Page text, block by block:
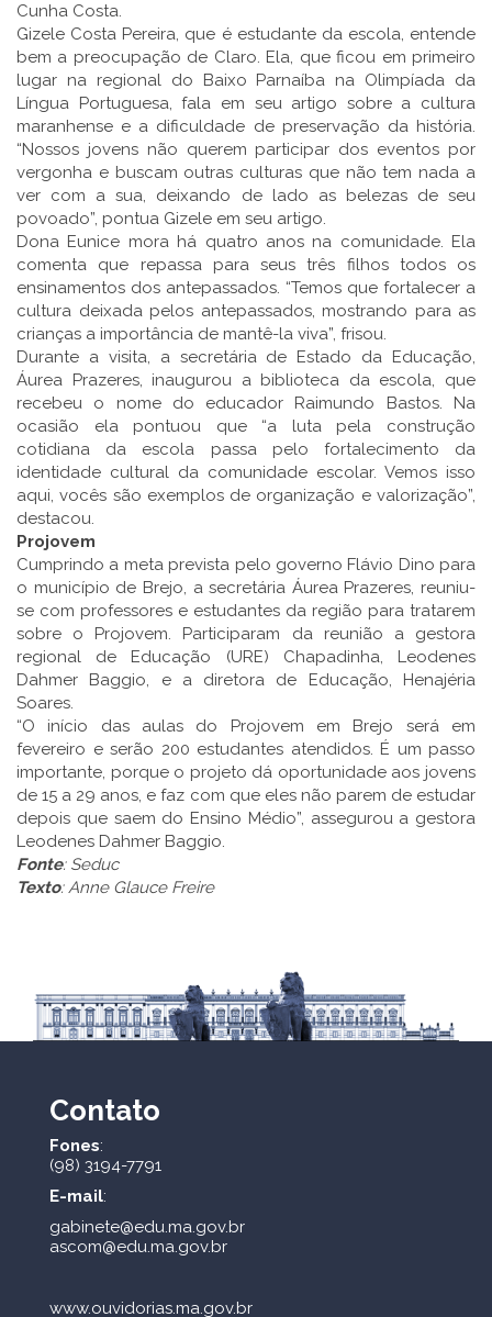
Cunha Costa.
Gizele Costa Pereira, que é estudante da escola, entende
bem a preocupação de Claro. Ela, que ficou em primeiro
lugar na regional do Baixo Parnaíba na Olimpíada da
Língua Portuguesa, fala em seu artigo sobre a cultura
maranhense e a dificuldade de preservação da história.
“Nossos jovens não querem participar dos eventos por
vergonha e buscam outras culturas que não tem nada a
ver com a sua, deixando de lado as belezas de seu
povoado”, pontua Gizele em seu artigo.
Dona Eunice mora há quatro anos na comunidade. Ela
comenta que repassa para seus três filhos todos os
ensinamentos dos antepassados. “Temos que fortalecer a
cultura deixada pelos antepassados, mostrando para as
crianças a importância de mantê-la viva”, frisou.
Durante a visita, a secretária de Estado da Educação,
Áurea Prazeres, inaugurou a biblioteca da escola, que
recebeu o nome do educador Raimundo Bastos. Na
ocasião ela pontuou que “a luta pela construção
cotidiana da escola passa pelo fortalecimento da
identidade cultural da comunidade escolar. Vemos isso
aqui, vocês são exemplos de organização e valorização”,
destacou.
Projovem
Cumprindo a meta prevista pelo governo Flávio Dino para
o município de Brejo, a secretária Áurea Prazeres, reuniu-
se com professores e estudantes da região para tratarem
sobre o Projovem. Participaram da reunião a gestora
regional de Educação (URE) Chapadinha, Leodenes
Dahmer Baggio, e a diretora de Educação, Henajéria
Soares.
“O início das aulas do Projovem em Brejo será em
fevereiro e serão 200 estudantes atendidos. É um passo
importante, porque o projeto dá oportunidade aos jovens
de 15 a 29 anos, e faz com que eles não parem de estudar
depois que saem do Ensino Médio”, assegurou a gestora
Leodenes Dahmer Baggio.
Fonte: Seduc
Texto: Anne Glauce Freire
Contato
Fones:
(98) 3194-7791
E-mail:
gabinete@edu.ma.gov.br
ascom@edu.ma.gov.br
www.ouvidorias.ma.gov.br